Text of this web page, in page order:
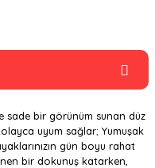
sade bir görünüm sunan düz
uyum sağlar; Yumuşak
gün boyu rahat
bir dokunuş katarken,